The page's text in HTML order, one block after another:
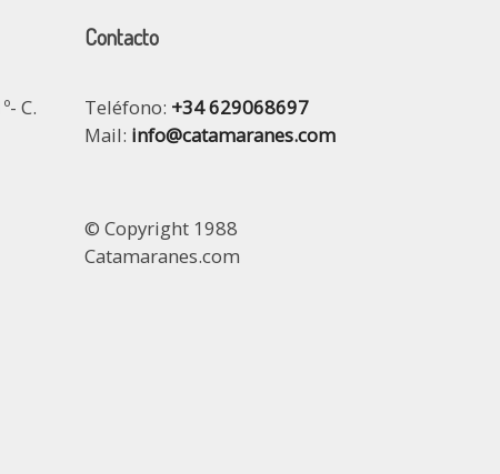
C.
Contacto
Teléfono: +34 629068697
Mail: info@catamaranes.com
© Copyright 1988
Catamaranes.com